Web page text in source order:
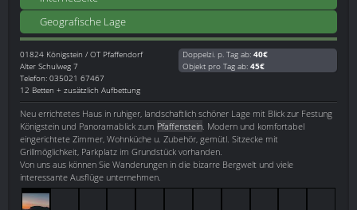
Geografische Lage
01824 Königstein / OT Pfaffendorf
Alter Schulweg 7
Telefon: 035021 67467
12 Betten + zusätzlich Aufbettung
Doppelzi. p. Tag ab: 40€
Objekt pro Tag ab: 45€
Neu errichtetes Haus in ruhiger, landschaftlich schöner Lage mit Blick zur Festung
Königstein und Panoramablick zum Pfaffenstein . Modern und komfortabel
eingerichtete Zimmer, Wohnküche u. Zubehör, gemütl. Sitzecke mit
Grillmöglichkeit, Parkplatz im Grundstück vorhanden.
Von uns aus können Sie Wanderungen in die bizarre Bergwelt und viele
interessante Ausflüge unternehmen.